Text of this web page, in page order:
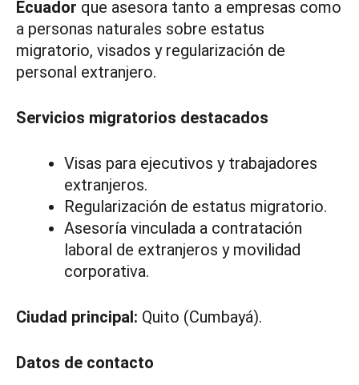
Ecuador que asesora tanto a empresas como
a personas naturales sobre estatus
migratorio, visados y regularización de
personal extranjero.
Servicios migratorios destacados
Visas para ejecutivos y trabajadores
extranjeros.
Regularización de estatus migratorio.
Asesoría vinculada a contratación
laboral de extranjeros y movilidad
corporativa.
Ciudad principal: Quito (Cumbayá).
Datos de contacto